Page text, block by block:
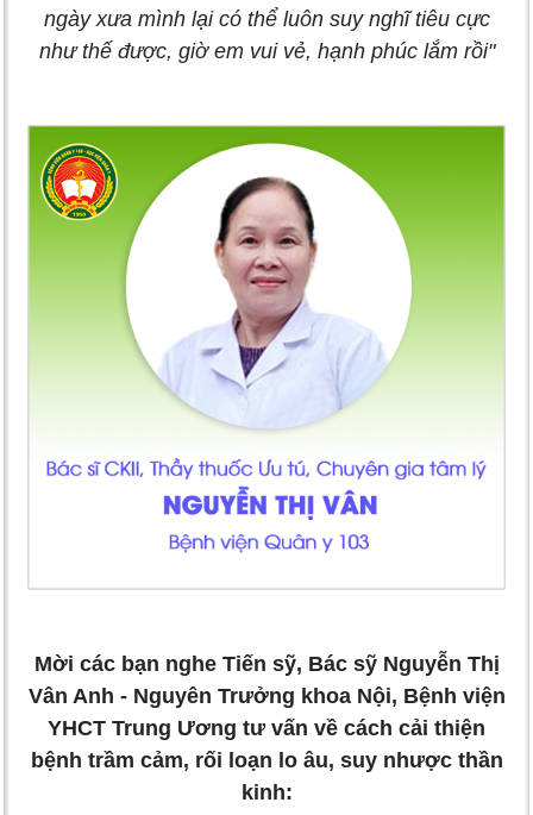
ngày xưa mình lại có thể luôn suy nghĩ tiêu cực
như thế được, giờ em vui vẻ, hạnh phúc lắm rồi"
Mời các bạn nghe Tiến sỹ, Bác sỹ Nguyễn Thị
Vân Anh - Nguyên Trưởng khoa Nội, Bệnh viện
YHCT Trung Ương tư vấn về cách cải thiện
bệnh trầm cảm, rối loạn lo âu, suy nhược thần
kinh: